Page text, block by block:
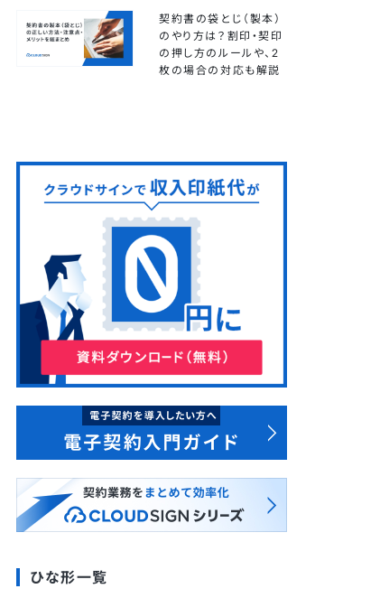
契約書の袋とじ（製本）
のやり方は？割印・契印
の押し方のルールや、2
枚の場合の対応も解説
ひな形一覧